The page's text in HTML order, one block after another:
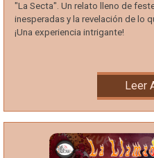
"La Secta". Un relato lleno de
inesperadas y la revelación de lo
¡Una experiencia intrigante!
Leer